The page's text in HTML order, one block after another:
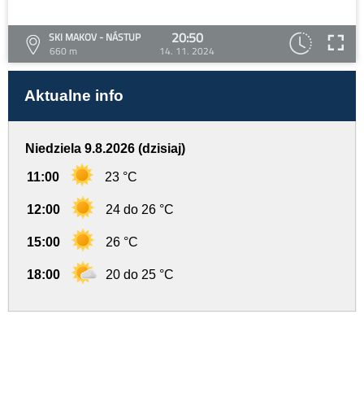
SKI MAKOV - NÁSTUP
660 m
20:50
14. 11. 2024
Aktualne info
Niedziela 9.8.2026 (dzisiaj)
11:00 23 °C
12:00 24 do 26 °C
15:00 26 °C
18:00 20 do 25 °C